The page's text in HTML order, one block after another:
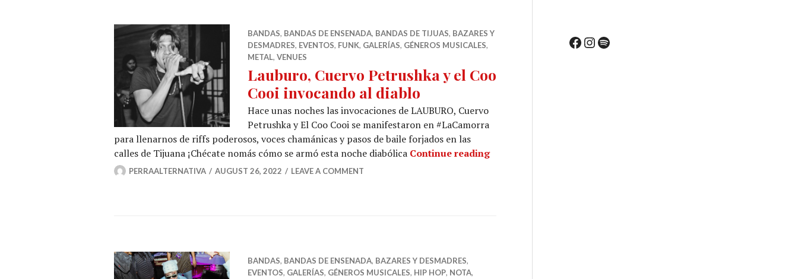
BANDAS, BANDAS DE ENSENADA, BANDAS DE TIJUAS, BAZARES Y
DESMADRES, EVENTOS, FUNK, GALERÍAS, GÉNEROS MUSICALES,
METAL, VENUES
Lauburo, Cuervo Petrushka y el Coo
Cooi invocando al diablo
Hace unas noches las invocaciones de LAUBURO, Cuervo
Petrushka y El Coo Cooi se manifestaron en #LaCamorra
para llenarnos de riffs poderosos, voces chamánicas y pasos de baile forjados en las
calles de Tijuana ¡Chécate nomás cómo se armó esta noche diabólica Continue readingLauburo, Cuervo Petrushka y el Coo Cooi invocando al diablo
PERRAALTERNATIVA AUGUST 26, 2022 LEAVE A COMMENT
BANDAS, BANDAS DE ENSENADA, BAZARES Y DESMADRES,
EVENTOS, GALERÍAS, GÉNEROS MUSICALES, HIP HOP, NOTA,
Facebook InstagramSpotify